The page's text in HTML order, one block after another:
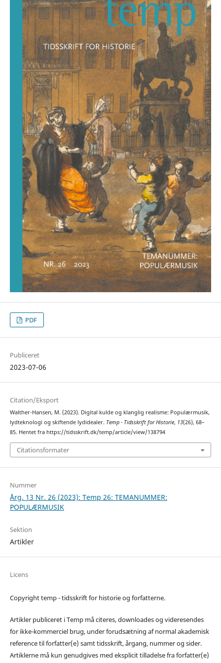
PDF
Publiceret
2023-07-06
Citation/Eksport
Walther-Hansen, M. (2023). Digital kulde og klanglig realisme: Populærmusik,
lydteknologi og skiftende lydidealer. Temp - Tidsskrift for Historie, 13(26), 68–
85. Hentet fra https://tidsskrift.dk/temp/article/view/138794
Citationsformater
Nummer
Årg. 13 Nr. 26 (2023): Temp 26: TEMANUMMER:
POPULÆRMUSIK
Sektion
Artikler
Licens
Copyright temp - tidsskrift for historie og forfatterne.
Artikler publiceret i Temp må citeres, downloades og videresendes
for ikke-kommerciel brug, under forudsætning af normal akademisk
reference til forfatter(e) samt tidsskrift, årgang, nummer og sider.
Artiklerne må kun genudgives med eksplicit tilladelse fra forfatter(e)